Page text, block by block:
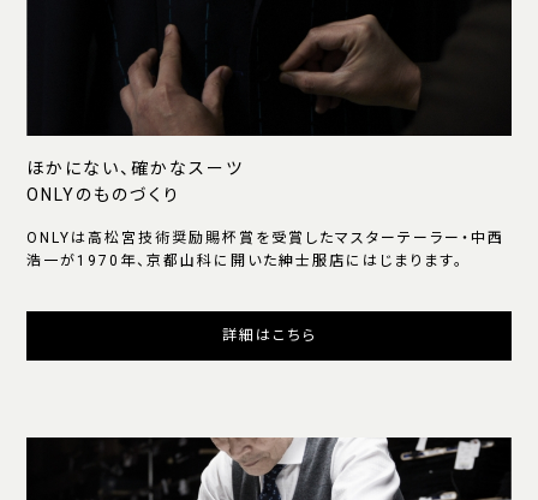
ほかにない、確かなスーツ
ONLYのものづくり
ONLYは高松宮技術奨励賜杯賞を受賞したマスターテーラー・中西
浩一が1970年、京都山科に開いた紳士服店にはじまります。
詳細はこちら